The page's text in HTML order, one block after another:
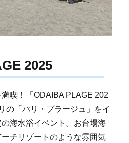
2025
喫！「ODAIBA PLAGE 202
の「パリ・プラージュ」をイ
海水浴イベント。お台場海
チリゾートのような雰囲気